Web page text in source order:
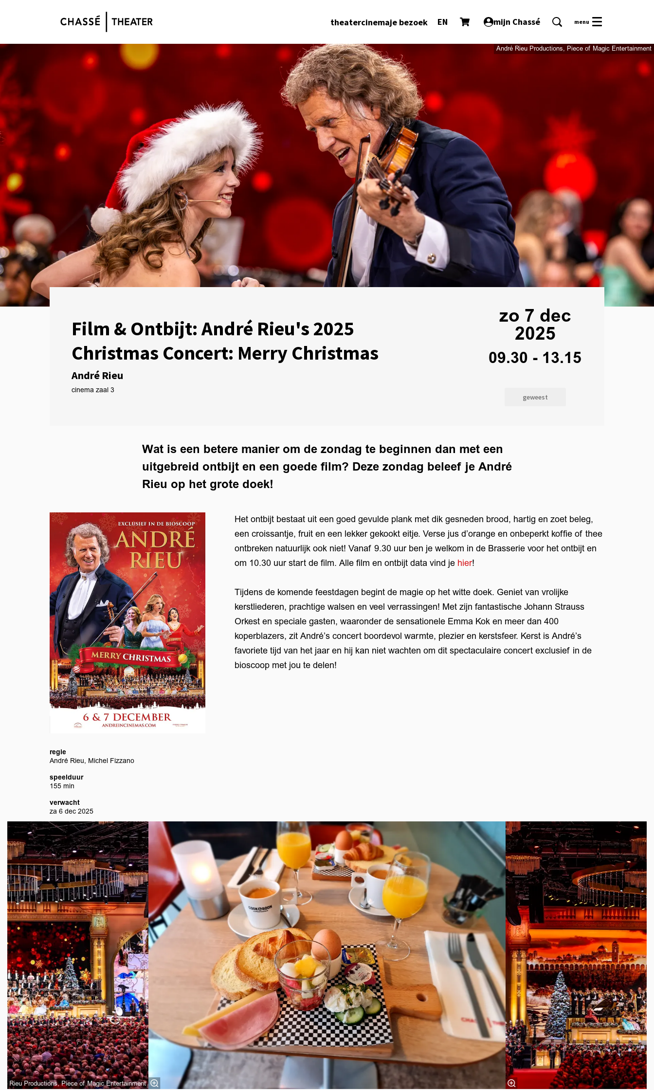
theatercinemaje bezoek EN mijn Chassé menu
André Rieu Productions, Piece of Magic Entertainment
Film & Ontbijt: André Rieu's 2025
Christmas Concert: Merry Christmas
André Rieu
cinema zaal 3
zo 7 dec
2025
09.30 - 13.15
geweest
Wat is een betere manier om de zondag te beginnen dan met een
uitgebreid ontbijt en een goede film? Deze zondag beleef je André
Rieu op het grote doek!
Het ontbijt bestaat uit een goed gevulde plank met dik gesneden brood, hartig en zoet beleg,
een croissantje, fruit en een lekker gekookt eitje. Verse jus d’orange en onbeperkt koffie of thee
ontbreken natuurlijk ook niet! Vanaf 9.30 uur ben je welkom in de Brasserie voor het ontbijt en
om 10.30 uur start de film. Alle film en ontbijt data vind je hier!
Tijdens de komende feestdagen begint de magie op het witte doek. Geniet van vrolijke
kerstliederen, prachtige walsen en veel verrassingen! Met zijn fantastische Johann Strauss
Orkest en speciale gasten, waaronder de sensationele Emma Kok en meer dan 400
koperblazers, zit André’s concert boordevol warmte, plezier en kerstsfeer. Kerst is André’s
favoriete tijd van het jaar en hij kan niet wachten om dit spectaculaire concert exclusief in de
bioscoop met jou te delen!
regie
André Rieu, Michel Fizzano
speelduur
155 min
verwacht
za 6 dec 2025
Overslaan
Rieu Productions, Piece of Magic Entertainment
Inzoomen Inzoomen